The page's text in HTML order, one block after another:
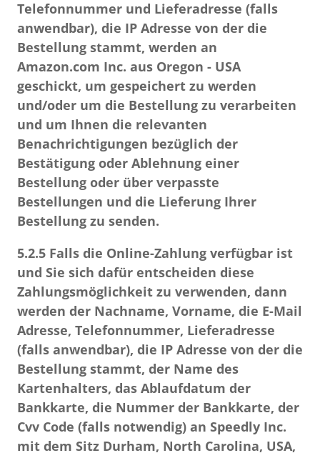
Telefonnummer und Lieferadresse (falls
anwendbar), die IP Adresse von der die
Bestellung stammt, werden an
Amazon.com Inc. aus Oregon - USA
geschickt, um gespeichert zu werden
und/oder um die Bestellung zu verarbeiten
und um Ihnen die relevanten
Benachrichtigungen bezüglich der
Bestätigung oder Ablehnung einer
Bestellung oder über verpasste
Bestellungen und die Lieferung Ihrer
Bestellung zu senden.
5.2.5 Falls die Online-Zahlung verfügbar ist
und Sie sich dafür entscheiden diese
Zahlungsmöglichkeit zu verwenden, dann
werden der Nachname, Vorname, die E-Mail
Adresse, Telefonnummer, Lieferadresse
(falls anwendbar), die IP Adresse von der die
Bestellung stammt, der Name des
Kartenhalters, das Ablaufdatum der
Bankkarte, die Nummer der Bankkarte, der
Cvv Code (falls notwendig) an Speedly Inc.
mit dem Sitz Durham, North Carolina, USA,